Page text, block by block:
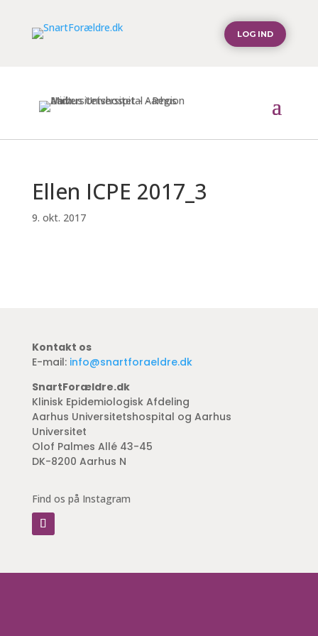
LOG IND
Ellen ICPE 2017_3
9. okt. 2017
Kontakt os
E-mail: info@snartforaeldre.dk
SnartForældre.dk
Klinisk Epidemiologisk Afdeling
Aarhus Universitetshospital og Aarhus
Universitet
Olof Palmes Allé 43-45
DK-8200 Aarhus N
Find os på Instagram